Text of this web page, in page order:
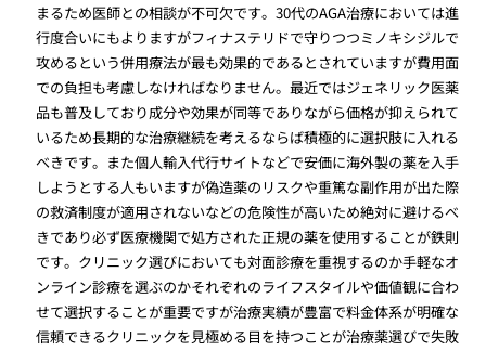
まるため医師との相談が不可欠です。30代のAGA治療においては進
行度合いにもよりますがフィナステリドで守りつつミノキシジルで
攻めるという併用療法が最も効果的であるとされていますが費用面
での負担も考慮しなければなりません。最近ではジェネリック医薬
品も普及しており成分や効果が同等でありながら価格が抑えられて
いるため長期的な治療継続を考えるならば積極的に選択肢に入れる
べきです。また個人輸入代行サイトなどで安価に海外製の薬を入手
しようとする人もいますが偽造薬のリスクや重篤な副作用が出た際
の救済制度が適用されないなどの危険性が高いため絶対に避けるべ
きであり必ず医療機関で処方された正規の薬を使用することが鉄則
です。クリニック選びにおいても対面診療を重視するのか手軽なオ
ンライン診療を選ぶのかそれぞれのライフスタイルや価値観に合わ
せて選択することが重要ですが治療実績が豊富で料金体系が明確な
信頼できるクリニックを見極める目を持つことが治療薬選びで失敗